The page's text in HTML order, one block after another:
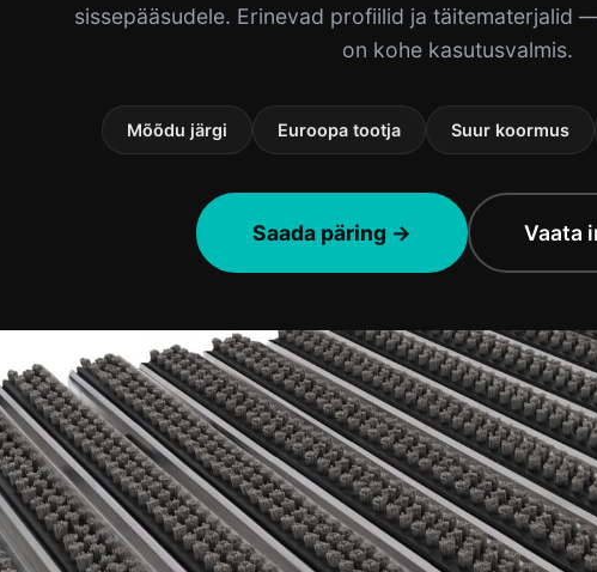
sissepääsudele. Erinevad profiilid ja täitematerjalid
on kohe kasutusvalmis.
Mõõdu järgi Euroopa tootja Suur koormus
Saada päring → Vaata